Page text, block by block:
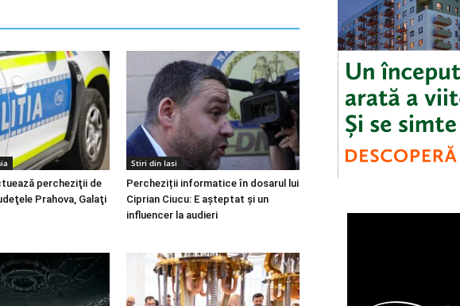
percheziţii de
Prahova, Galaţi
Stiri din Iasi
Percheziții informatice în dosarul lui
Ciprian Ciucu: E așteptat și un
influencer la audieri